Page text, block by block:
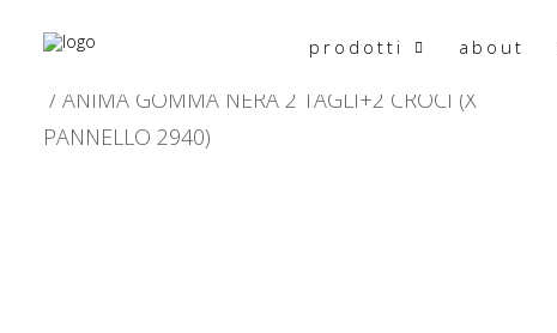
prodotti about
PRODOTTO CARATTERISTICHE
ANIMA GOMMA NERA 2 TAGLI+2 CROCI (X
PANNELLO 2940)